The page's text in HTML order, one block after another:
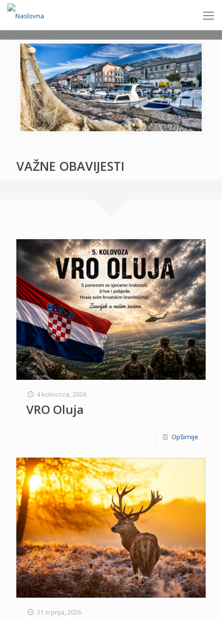
VAŽNE OBAVIJESTI
4 kolovoza, 2026
VRO Oluja
Opširnije
31 srpnja, 2026